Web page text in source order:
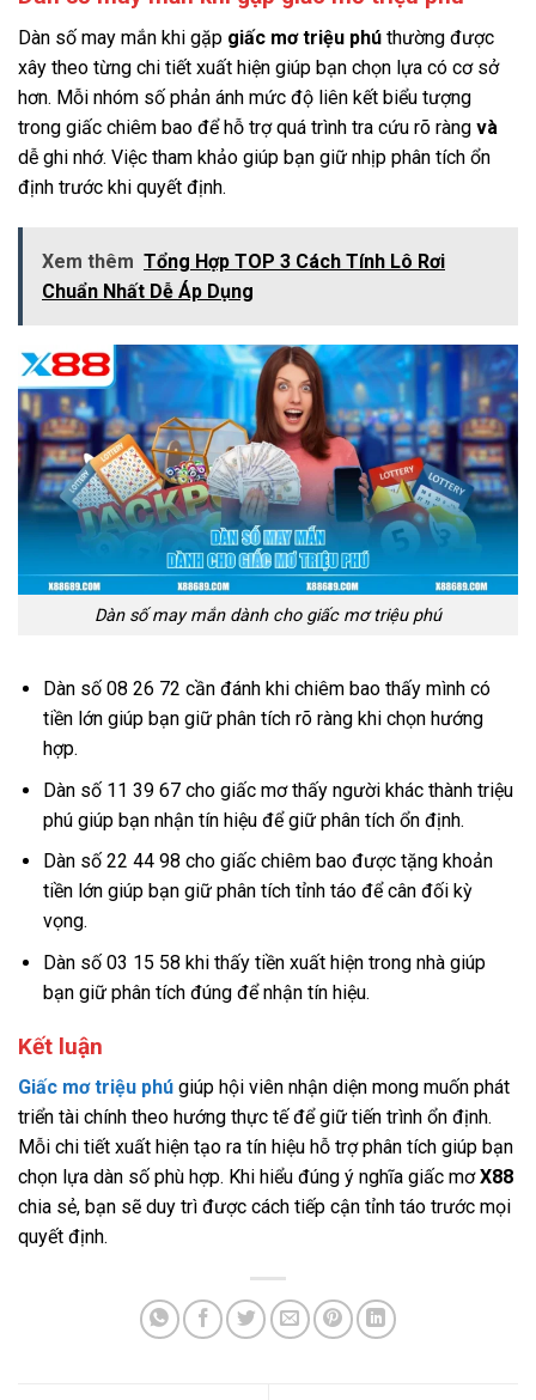
Dàn số may mắn khi gặp giấc mơ triệu phú thường được
xây theo từng chi tiết xuất hiện giúp bạn chọn lựa có cơ sở
hơn. Mỗi nhóm số phản ánh mức độ liên kết biểu tượng
trong giấc chiêm bao để hỗ trợ quá trình tra cứu rõ ràng và
dễ ghi nhớ. Việc tham khảo giúp bạn giữ nhịp phân tích ổn
định trước khi quyết định.
Xem thêm Tổng Hợp TOP 3 Cách Tính Lô Rơi
Chuẩn Nhất Dễ Áp Dụng
Dàn số may mắn dành cho giấc mơ triệu phú
Dàn số 08 26 72 cần đánh khi chiêm bao thấy mình có
tiền lớn giúp bạn giữ phân tích rõ ràng khi chọn hướng
hợp.
Dàn số 11 39 67 cho giấc mơ thấy người khác thành triệu
phú giúp bạn nhận tín hiệu để giữ phân tích ổn định.
Dàn số 22 44 98 cho giấc chiêm bao được tặng khoản
tiền lớn giúp bạn giữ phân tích tỉnh táo để cân đối kỳ
vọng.
Dàn số 03 15 58 khi thấy tiền xuất hiện trong nhà giúp
bạn giữ phân tích đúng để nhận tín hiệu.
Kết luận
Giấc mơ triệu phú giúp hội viên nhận diện mong muốn phát
triển tài chính theo hướng thực tế để giữ tiến trình ổn định.
Mỗi chi tiết xuất hiện tạo ra tín hiệu hỗ trợ phân tích giúp bạn
chọn lựa dàn số phù hợp. Khi hiểu đúng ý nghĩa giấc mơX88
chia sẻ, bạn sẽ duy trì được cách tiếp cận tỉnh táo trước mọi
quyết định.